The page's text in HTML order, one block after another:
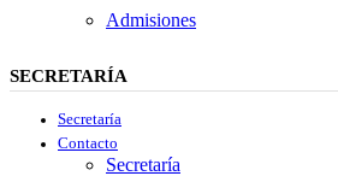
Admisiones
Secretaría
SECRETARÍA
Secretaría
Contacto